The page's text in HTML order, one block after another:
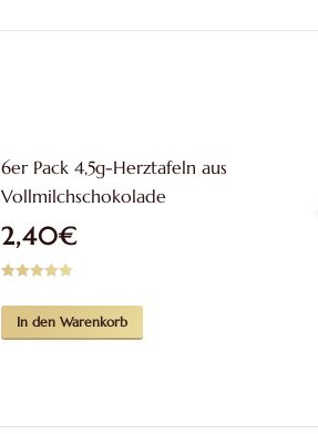
6er Pack 4,5g-Herztafeln aus
Vollmilchschokolade
2,40€
5.00von 5
In den Warenkorb